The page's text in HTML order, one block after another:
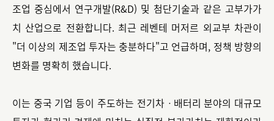
조업 중심에서 연구개발(R&D) 및 첨단기술과 같은 고부가가
치 산업으로 전환합니다. 최근 레벤테 머저르 외교부 차관이
"더 이상의 제조업 투자는 충분하다"고 언급하며, 정책 방향의
변화를 명확히 했습니다.
이는 중국 기업 등이 주도하는 전기차ㆍ배터리 분야의 대규모